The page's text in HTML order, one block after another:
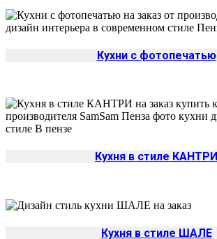
Кухни с фотопечатью
Кухня в стиле КАНТРИ
Кухня в стиле ШАЛЕ